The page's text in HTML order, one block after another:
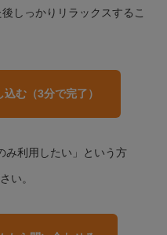
しっかりリラックスするこ
む（3分で完了）
み利用したい」という方
い。